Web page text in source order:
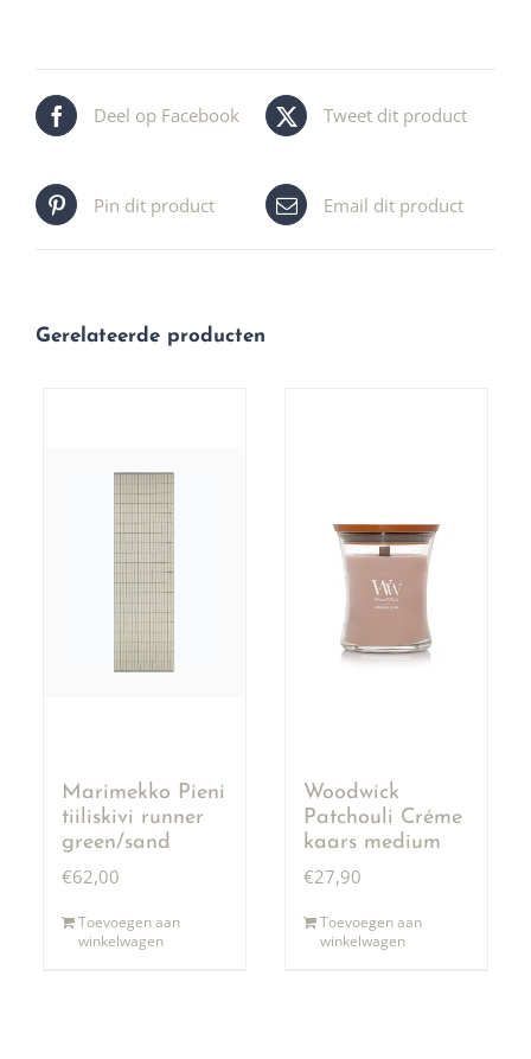
Deel op Facebook Tweet dit product
Pin dit product Email dit product
Gerelateerde producten
Marimekko Pieni
tiiliskivi runner
green/sand
€62,00
Toevoegen aan
winkelwagen
Woodwick
Patchouli Créme
kaars medium
€27,90
Toevoegen aan
winkelwagen